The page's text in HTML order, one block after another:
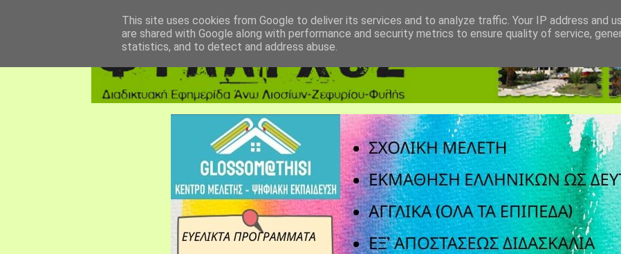
This site uses cookies from Google to deliver its services and to analyze traffic. Your IP address and
are shared with Google along with performance and security metrics to ensure quality of service,
statistics, and to detect and address abuse.